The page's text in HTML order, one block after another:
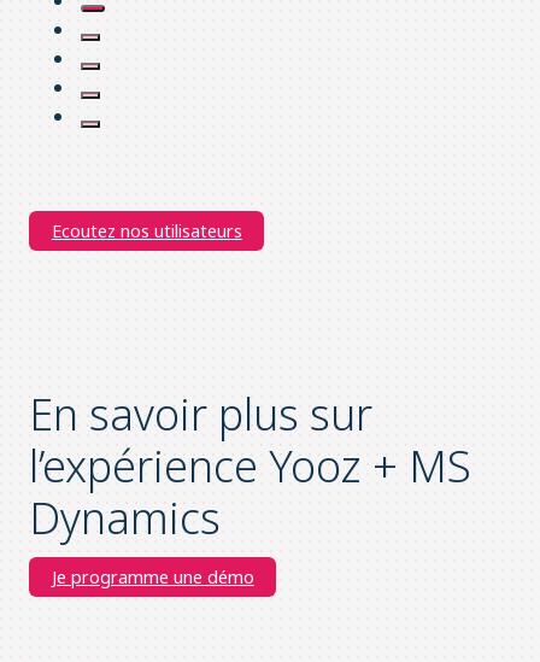
Ecoutez nos utilisateurs
En savoir plus sur
l’expérience Yooz + MS
Dynamics
Je programme une démo